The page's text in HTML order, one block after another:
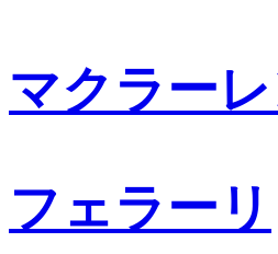
マクラー
フェラーリ